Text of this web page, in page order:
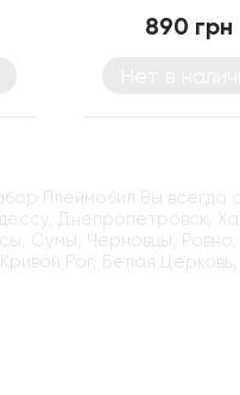
890 грн
Плеймобил Вы всегда
Днепропетровск,
Сумы, Черновцы,
Рог, Белая Церковь,